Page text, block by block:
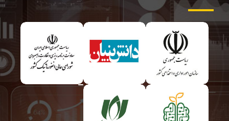
مجوزها
و اعتبارات